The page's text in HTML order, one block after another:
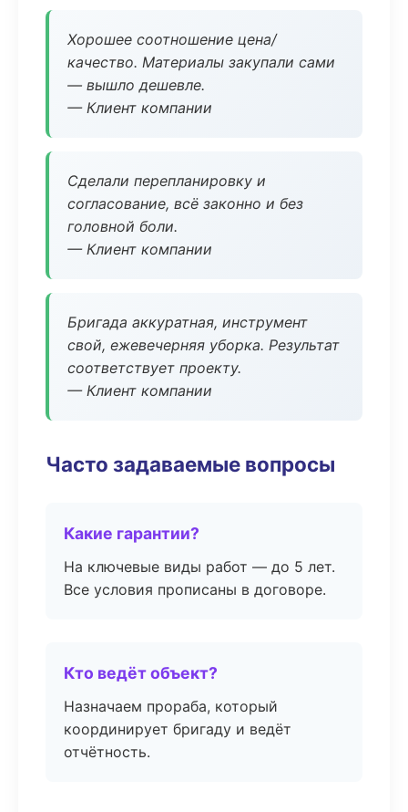
Хорошее соотношение цена/
качество. Материалы закупали сами
— вышло дешевле.
— Клиент компании
Сделали перепланировку и
согласование, всё законно и без
головной боли.
— Клиент компании
Бригада аккуратная, инструмент
свой, ежевечерняя уборка. Результат
соответствует проекту.
— Клиент компании
Часто задаваемые вопросы
Какие гарантии?
На ключевые виды работ — до 5 лет.
Все условия прописаны в договоре.
Кто ведёт объект?
Назначаем прораба, который
координирует бригаду и ведёт
отчётность.